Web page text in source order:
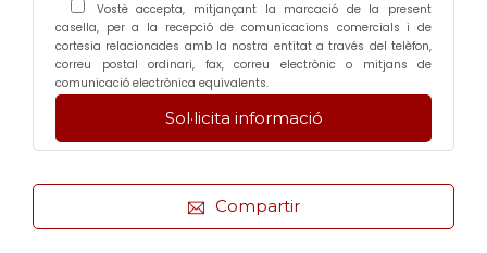
Vostè accepta, mitjançant la marcació de la present
casella, per a la recepció de comunicacions comercials i de
cortesia relacionades amb la nostra entitat a través del telèfon,
correu postal ordinari, fax, correu electrònic o mitjans de
comunicació electrònica equivalents.
Compartir